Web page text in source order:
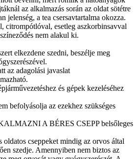
az alkalmazás során az oldat sötétre
jelenség, a tea csersavtartalma okozza.
citrompótlóval, esetleg aszkorbinsavval
nem alakul ki.
elkezdene szedni, beszélje meg
az adagolási javaslat
és gépek kezeléséhez
befolyásolja az ezekhez szükséges
A BÉRES CSEPP belsőleges
oldatos cseppeket mindig az orvos által
szedje. Amennyiben nem biztos az